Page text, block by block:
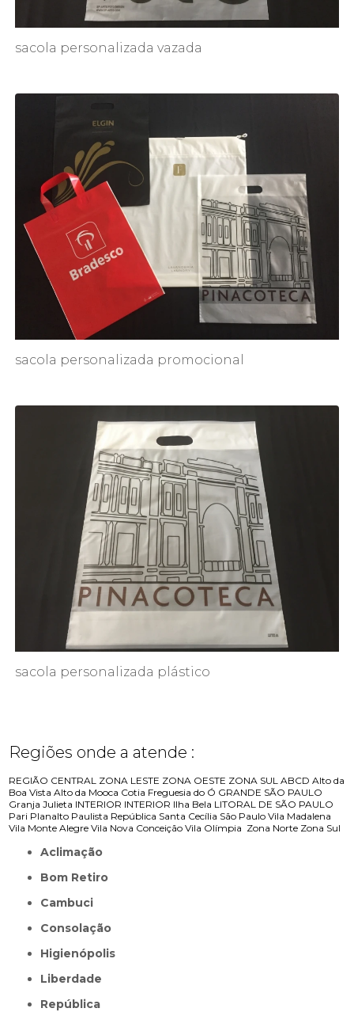
sacola personalizada vazada
sacola personalizada promocional
sacola personalizada plástico
Regiões onde a atende :
REGIÃO CENTRAL ZONA LESTE ZONA OESTE ZONA SUL ABCD Alto da
Boa Vista Alto da Mooca Cotia Freguesia do Ó GRANDE SÃO PAULO
Granja Julieta INTERIOR INTERIOR Ilha Bela LITORAL DE SÃO PAULO
Pari Planalto Paulista República Santa Cecília São Paulo Vila Madalena
Vila Monte Alegre Vila Nova Conceição Vila Olímpia Zona Norte Zona Sul
Aclimação
Bom Retiro
Cambuci
Consolação
Higienópolis
Liberdade
República